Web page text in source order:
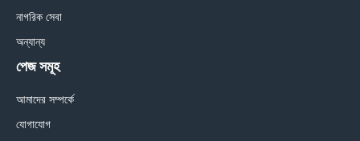
নাগরিক সেবা
অন্যান্য
পেজ সমূহ
আমাদের সম্পর্কে
যোগাযোগ